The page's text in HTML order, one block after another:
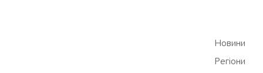
Новини
Регіони